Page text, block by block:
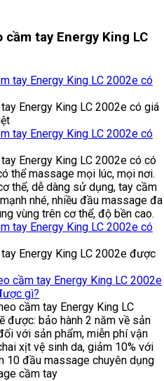
tay Energy King LC
tay Energy King LC 2002e có
Energy King LC 2002e có giá
tay Energy King LC 2002e có
Energy King LC 2002e có có
thể massage mọi lúc, mọi nơi.
thể, dễ dàng sử dụng, tay cầm
nhé, nhiều đầu massage đa
vùng trên cơ thể, độ bền cao.
tay Energy King LC 2002e có
Energy King LC 2002e được
cầm tay Energy King LC 2002e
gì?
cầm tay Energy King LC
được: bảo hành 2 năm về sản
với sản phẩm, miễn phí vận
xịt vệ sinh da, giảm 10% với
10 đầu massage chuyên dụng
cầm tay